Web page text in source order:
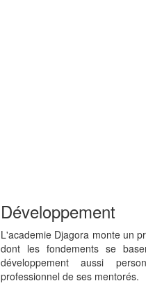
Développement
L'academie Djagora monte un
dont les fondements se
développement aussi
professionnel de ses mentorés.